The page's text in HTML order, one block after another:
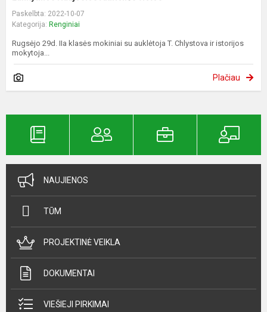
Paskelbta: 2022-10-07
Kategorija: Renginiai
Rugsėjo 29d. IIa klasės mokiniai su auklėtoja T. Chlystova ir istorijos
mokytoja...
Plačiau
NAUJIENOS
TŪM
PROJEKTINĖ VEIKLA
DOKUMENTAI
VIEŠIEJI PIRKIMAI